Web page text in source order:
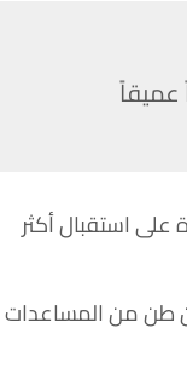
عميقاً
لاجئ من أوكرانيا إلى بولندا منذ بداية الحرب في فبراير 2022، علاوة على استقبال أكثر
طن من المساعدات